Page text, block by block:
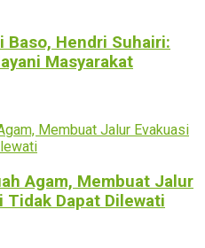
Baso, Hendri Suhairi:
Masyarakat
Agam, Membuat Jalur
Tidak Dapat Dilewati